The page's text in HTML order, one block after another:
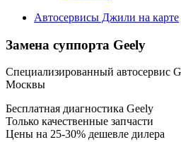
Автосервисы Джили на карте
Замена суппорта Geely
Специализированный автосервис
Москвы
Бесплатная диагностика Geely
Только качественные запчасти
Цены на 25-30% дешевле дилера